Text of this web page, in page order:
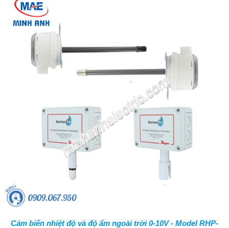
Cảm biến nhiệt độ và độ ẩm ngoài trời 0-10V - Model RHP-